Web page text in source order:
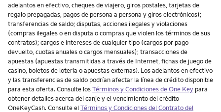
adelantos en efectivo, cheques de viajero, giros postales, tarjetas de
regalo prepagadas, pagos de persona a persona y giros electrónicos);
transferencias de saldo; disputas, acciones ilegales y violaciones
(compras ilegales o en disputa o compras que violen los términos de sus
contratos); cargos e intereses de cualquier tipo (cargos por pago
devuelto, cuotas anuales o cargos mensuales); transacciones de
apuestas (apuestas transmitidas a través de Internet, fichas de juego de
casino, boletos de lotería o apuestas externas). Los adelantos en efectivo
y las transferencias de saldo podrían afectar la línea de crédito disponible
para esta oferta. Consulte losTérminos y Condiciones de One Key para
obtener detalles acerca del canje y el vencimiento del crédito
OneKeyCash. Consulte elTérminos y Condiciones del Contrato del